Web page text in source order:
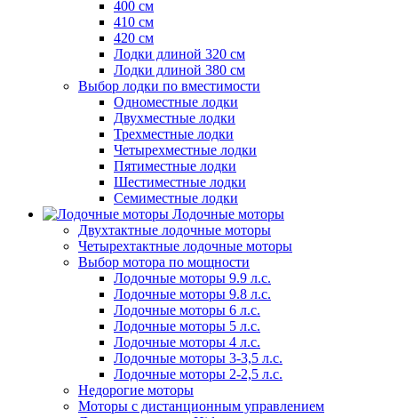
400 см
410 см
420 см
Лодки длиной 320 см
Лодки длиной 380 см
Выбор лодки по вместимости
Одноместные лодки
Двухместные лодки
Трехместные лодки
Четырехместные лодки
Пятиместные лодки
Шестиместные лодки
Семиместные лодки
Лодочные моторы
Двухтактные лодочные моторы
Четырехтактные лодочные моторы
Выбор мотора по мощности
Лодочные моторы 9.9 л.с.
Лодочные моторы 9.8 л.с.
Лодочные моторы 6 л.с.
Лодочные моторы 5 л.с.
Лодочные моторы 4 л.с.
Лодочные моторы 3-3,5 л.с.
Лодочные моторы 2-2,5 л.с.
Недорогие моторы
Моторы с дистанционным управлением